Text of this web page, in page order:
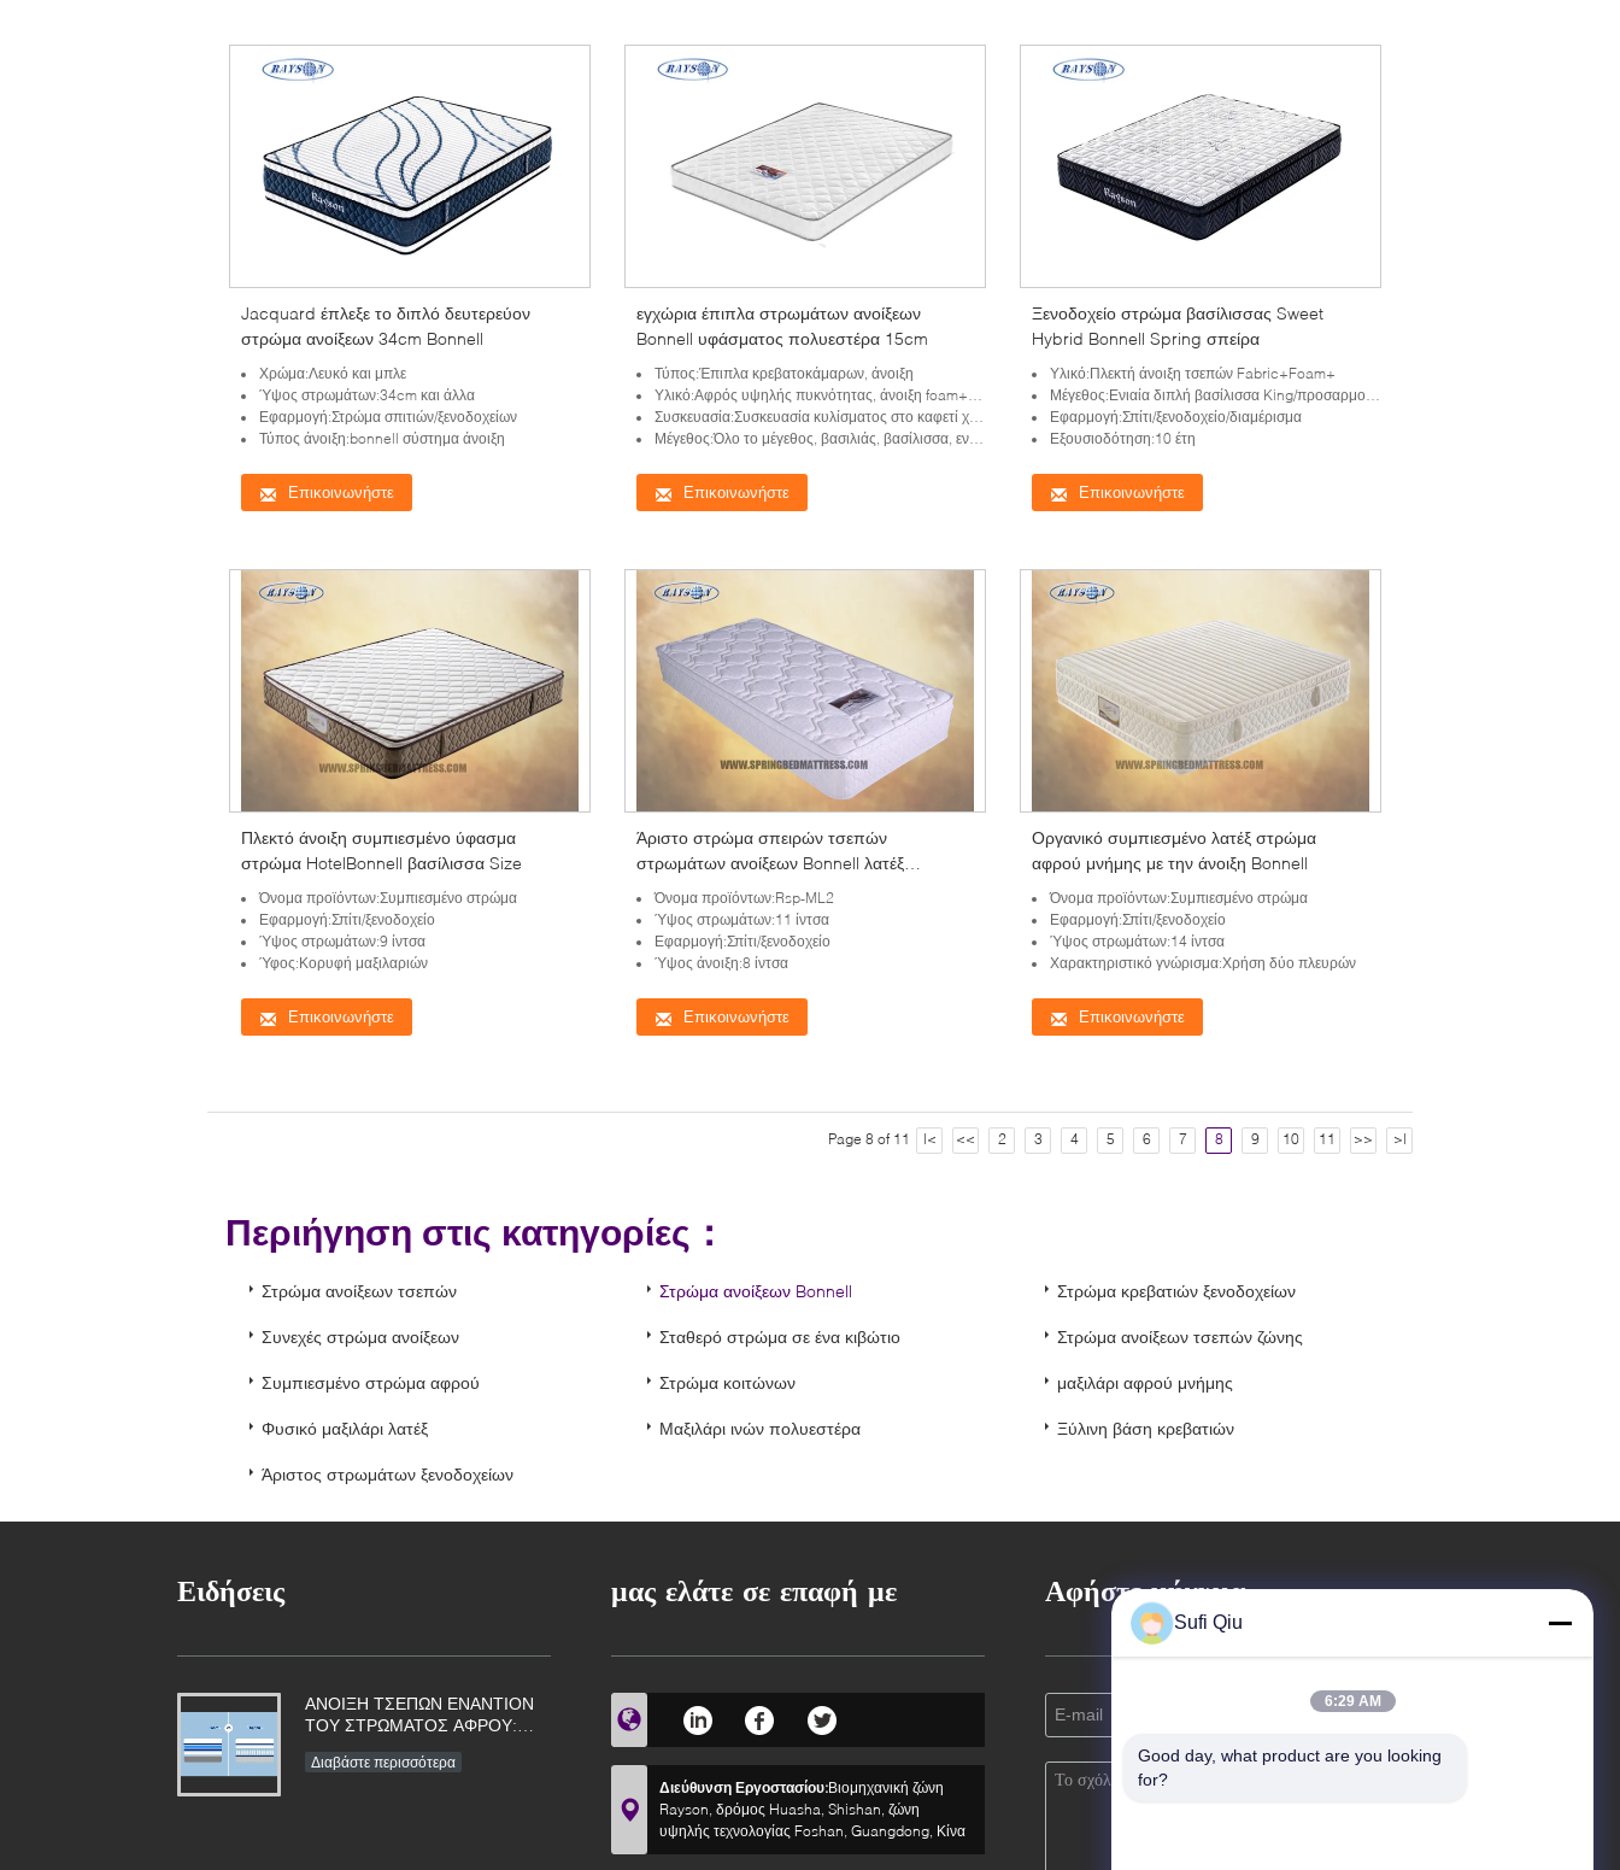
Jacquard έπλεξε το διπλό δευτερεύον
στρώμα ανοίξεων 34cm Bonnell
Χρώμα:Λευκό και μπλε
Ύψος στρωμάτων:34cm και άλλα
Εφαρμογή:Στρώμα σπιτιών/ξενοδοχείων
Τύπος άνοιξη:bonnell σύστημα άνοιξη
Επικοινωνήστε
εγχώρια έπιπλα στρωμάτων ανοίξεων
Bonnell υφάσματος πολυεστέρα 15cm
Τύπος:Έπιπλα κρεβατοκάμαρων, άνοιξη
Υλικό:Αφρός υψηλής πυκνότητας, άνοιξη foam+bonnell
Συσκευασία:Συσκευασία κυλίσματος στο καφετί χαρτοκιβώτιο ή οριζόντια συμπιεσμένος
Μέγεθος:Όλο το μέγεθος, βασιλιάς, βασίλισσα, ενιαία
Επικοινωνήστε
Ξενοδοχείο στρώμα βασίλισσας Sweet
Hybrid Bonnell Spring σπείρα
Υλικό:Πλεκτή άνοιξη τσεπών Fabric+Foam+
Μέγεθος:Ενιαία διπλή βασίλισσα King/προσαρμογή φυσικού μεγέθους
Εφαρμογή:Σπίτι/ξενοδοχείο/διαμέρισμα
Εξουσιοδότηση:10 έτη
Επικοινωνήστε
Πλεκτό άνοιξη συμπιεσμένο ύφασμα
στρώμα HotelBonnell βασίλισσα Size
Όνομα προϊόντων:Συμπιεσμένο στρώμα
Εφαρμογή:Σπίτι/ξενοδοχείο
Ύψος στρωμάτων:9 ίντσα
Ύφος:Κορυφή μαξιλαριών
Επικοινωνήστε
Άριστο στρώμα σπειρών τσεπών
στρωμάτων ανοίξεων Bonnell λατέξ
εγχώριας χρήσης
Όνομα προϊόντων:Rsp-ML2
Ύψος στρωμάτων:11 ίντσα
Εφαρμογή:Σπίτι/ξενοδοχείο
Ύψος άνοιξη:8 ίντσα
Επικοινωνήστε
Οργανικό συμπιεσμένο λατέξ στρώμα
αφρού μνήμης με την άνοιξη Bonnell
Όνομα προϊόντων:Συμπιεσμένο στρώμα
Εφαρμογή:Σπίτι/ξενοδοχείο
Ύψος στρωμάτων:14 ίντσα
Χαρακτηριστικό γνώρισμα:Χρήση δύο πλευρών
Επικοινωνήστε
Page 8 of 11 |< << 2 3 4 5 6 7 8 9 10 11 >> >|
Περιήγηση στις κατηγορίες：
Στρώμα ανοίξεων τσεπών Στρώμα ανοίξεων Bonnell Στρώμα κρεβατιών ξενοδοχείων
Συνεχές στρώμα ανοίξεων Σταθερό στρώμα σε ένα κιβώτιο Στρώμα ανοίξεων τσεπών ζώνης
Συμπιεσμένο στρώμα αφρού Στρώμα κοιτώνων μαξιλάρι αφρού μνήμης
Φυσικό μαξιλάρι λατέξ Μαξιλάρι ινών πολυεστέρα Ξύλινη βάση κρεβατιών
Άριστος στρωμάτων ξενοδοχείων
Ειδήσεις
ΑΝΟΙΞΗ ΤΣΕΠΩΝ ΕΝΑΝΤΙΟΝ
ΤΟΥ ΣΤΡΩΜΑΤΟΣ ΑΦΡΟΥ:
Διαβάστε περισσότερα
μας ελάτε σε επαφή με
Διεύθυνση Εργοστασίου:Βιομηχανική ζώνη
Rayson, δρόμος Huasha, Shishan, ζώνη
υψηλής τεχνολογίας Foshan, Guangdong, Κίνα
Αφήστε μήνυμα
Sufi Qiu
6:29 AM
Good day, what product are you looking
for?